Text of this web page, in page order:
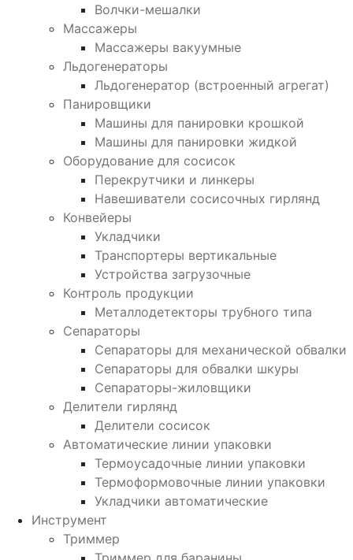
Волчки-мешалки
Массажеры
Массажеры вакуумные
Льдогенераторы
Льдогенератор (встроенный агрегат)
Панировщики
Машины для панировки крошкой
Машины для панировки жидкой
Оборудование для сосисок
Перекрутчики и линкеры
Навешиватели сосисочных гирлянд
Конвейеры
Укладчики
Транспортеры вертикальные
Устройства загрузочные
Контроль продукции
Металлодетекторы трубного типа
Сепараторы
Сепараторы для механической обвалки
Сепараторы для обвалки шкуры
Сепараторы-жиловщики
Делители гирлянд
Делители сосисок
Автоматические линии упаковки
Термоусадочные линии упаковки
Термоформовочные линии упаковки
Укладчики автоматические
Инструмент
Триммер